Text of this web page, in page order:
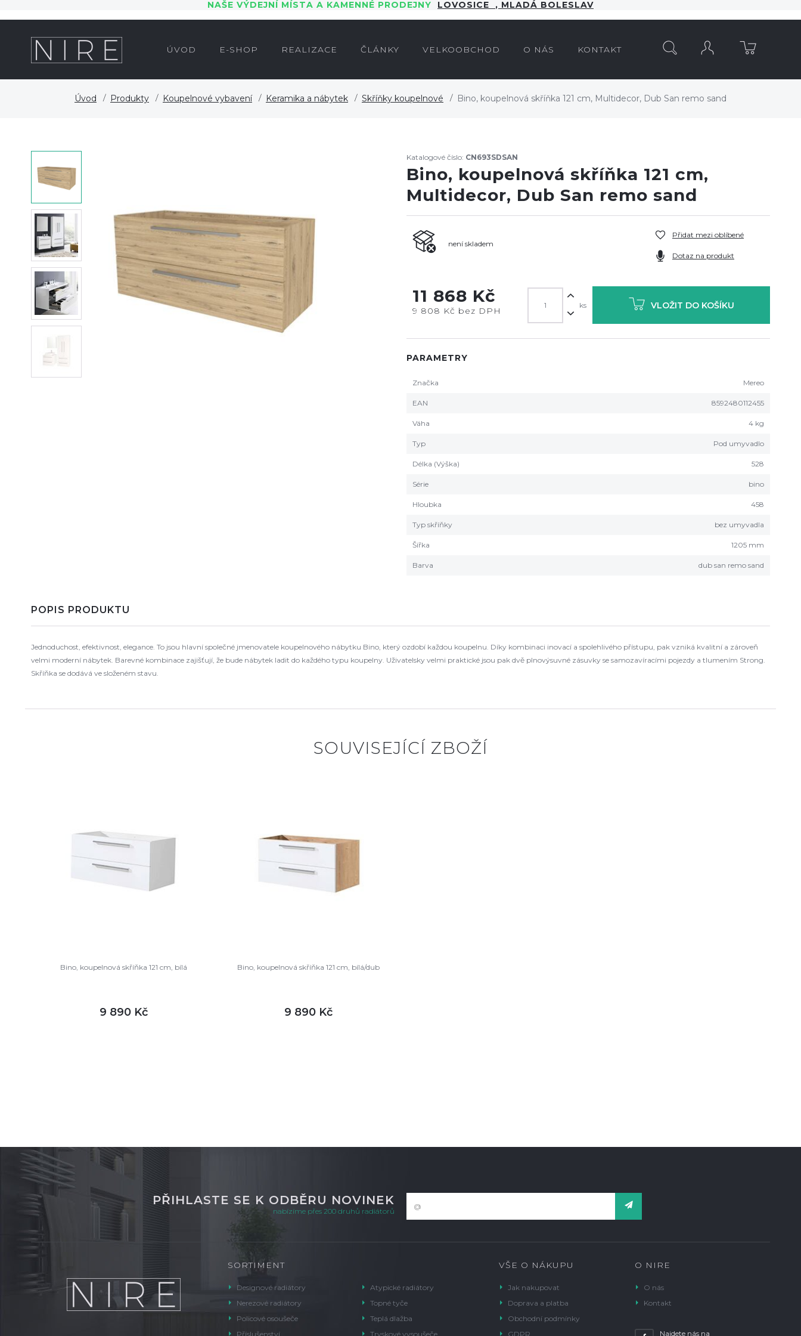
NAŠE VÝDEJNÍ MÍSTA A KAMENNÉ PRODEJNY LOVOSICE , MLADÁ BOLESLAV
ÚVOD E-SHOP REALIZACE ČLÁNKY VELKOOBCHOD O NÁS KONTAKT
Úvod Produkty Koupelnové vybavení Keramika a nábytek Skříňky koupelnové Bino, koupelnová skříňka 121 cm, Multidecor, Dub San remo sand
Katalogové číslo: CN693SDSAN
Bino, koupelnová skříňka 121 cm,
Multidecor, Dub San remo sand
není skladem
Přidat mezi oblíbené
Dotaz na produkt
11 868 Kč
9 808 Kč bez DPH
ks VLOŽIT DO KOŠÍKU
PARAMETRY
Značka Mereo
EAN 8592480112455
Váha 4 kg
Typ Pod umyvadlo
Délka (Výška) 528
Série bino
Hloubka 458
Typ skříňky bez umyvadla
Šířka 1205 mm
Barva dub san remo sand
POPIS PRODUKTU
Jednoduchost, efektivnost, elegance. To jsou hlavní společné jmenovatele koupelnového nábytku Bino, který ozdobí každou koupelnu. Díky kombinaci inovací a spolehlivého přístupu, pak vzniká kvalitní a zároveň
velmi moderní nábytek. Barevné kombinace zajišťují, že bude nábytek ladit do každého typu koupelny. Uživatelsky velmi praktické jsou pak dvě plnovýsuvné zásuvky se samozavíracími pojezdy a tlumením Strong.
Skříňka se dodává ve složeném stavu.
SOUVISEJÍCÍ ZBOŽÍ
Bino, koupelnová skříňka 121 cm, bílá
9 890 Kč
Bino, koupelnová skříňka 121 cm, bílá/dub
9 890 Kč
PŘIHLASTE SE K ODBĚRU NOVINEK
nabízíme přes 200 druhů radiátorů
SORTIMENT
Designové radiátory
Nerezové radiátory
Policové osoušeče
Příslušenství
Atypické radiátory
Topné tyče
Teplá dlažba
Tryskové vysoušeče
VŠE O NÁKUPU
Jak nakupovat
Doprava a platba
Obchodní podmínky
GDPR
O NIRE
O nás
Kontakt
Najdete nás na